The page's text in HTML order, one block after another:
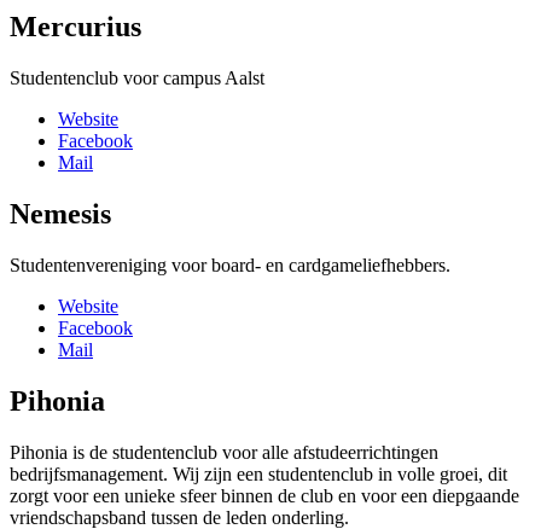
Mercurius
Studentenclub voor campus Aalst
Website
Facebook
Mail
Nemesis
Studentenvereniging voor board- en cardgameliefhebbers.
Website
Facebook
Mail
Pihonia
Pihonia is de studentenclub voor alle afstudeerrichtingen
bedrijfsmanagement. Wij zijn een studentenclub in volle groei, dit
zorgt voor een unieke sfeer binnen de club en voor een diepgaande
vriendschapsband tussen de leden onderling.